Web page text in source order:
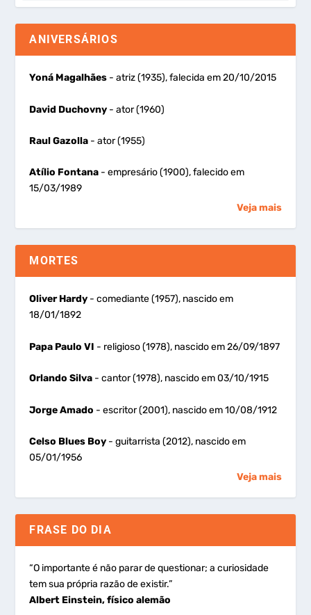
ANIVERSÁRIOS
Yoná Magalhães - atriz (1935), falecida em 20/10/2015
David Duchovny - ator (1960)
Raul Gazolla - ator (1955)
Atílio Fontana - empresário (1900), falecido em
15/03/1989
Veja mais
MORTES
Oliver Hardy - comediante (1957), nascido em
18/01/1892
Papa Paulo VI - religioso (1978), nascido em 26/09/1897
Orlando Silva - cantor (1978), nascido em 03/10/1915
Jorge Amado - escritor (2001), nascido em 10/08/1912
Celso Blues Boy - guitarrista (2012), nascido em
05/01/1956
Veja mais
FRASE DO DIA
“O importante é não parar de questionar; a curiosidade
tem sua própria razão de existir.”
Albert Einstein, físico alemão